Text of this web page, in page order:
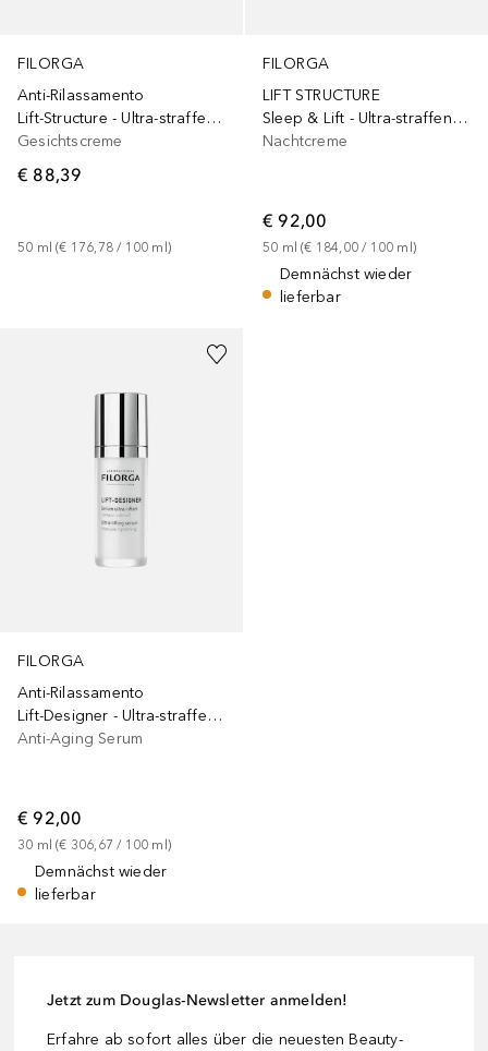
FILORGA
Anti-Rilassamento
Lift-Structure - Ultra-straffende Tagespflege
Gesichtscreme
€ 88,39
50 ml (€ 176,78 / 100 ml )
FILORGA
LIFT STRUCTURE
Sleep & Lift - Ultra-straffende Nachtpflege
Nachtcreme
€ 92,00
50 ml (€ 184,00 / 100 ml )
Demnächst wieder
lieferbar
FILORGA
Anti-Rilassamento
Lift-Designer - Ultra-straffendes Serum
Anti-Aging Serum
€ 92,00
30 ml (€ 306,67 / 100 ml )
Demnächst wieder
lieferbar
Jetzt zum Douglas-Newsletter anmelden!
Erfahre ab sofort alles über die neuesten Beauty-